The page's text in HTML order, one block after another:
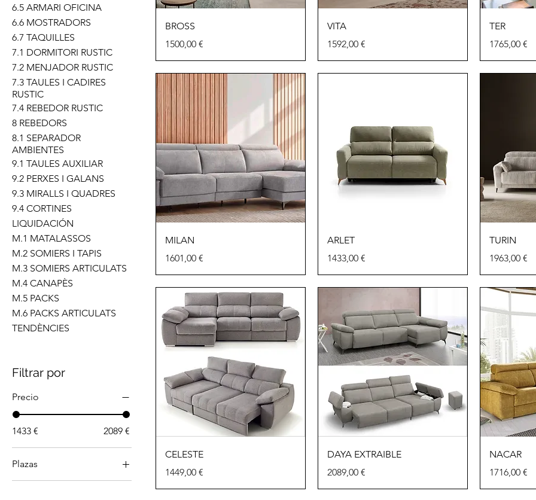
6.5 ARMARI OFICINA
6.6 MOSTRADORS
6.7 TAQUILLES
7.1 DORMITORI RUSTIC
7.2 MENJADOR RUSTIC
7.3 TAULES I CADIRES
RUSTIC
7.4 REBEDOR RUSTIC
8 REBEDORS
8.1 SEPARADOR
AMBIENTES
9.1 TAULES AUXILIAR
9.2 PERXES I GALANS
9.3 MIRALLS I QUADRES
9.4 CORTINES
LIQUIDACIÓN
M.1 MATALASSOS
M.2 SOMIERS I TAPIS
M.3 SOMIERS ARTICULATS
M.4 CANAPÈS
M.5 PACKS
M.6 PACKS ARTICULATS
TENDÈNCIES
Filtrar por
Precio
1433 € 2089 €
Plazas
Sofá 2 carro + Chaise
BROSS
Precio
1500,00 €
VITA
Precio
1592,00 €
TER
Precio
1765,00 €
MILAN
Precio
1601,00 €
ARLET
Precio
1433,00 €
TURIN
Precio
1963,00 €
CELESTE
Precio
1449,00 €
DAYA EXTRAIBLE
Precio
2089,00 €
NACAR
Precio
1716,00 €